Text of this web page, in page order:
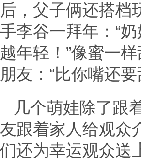
后，父子俩还搭档
手李谷一拜年：“
越年轻！”像蜜一
朋友：“比你嘴还要
几个萌娃除了跟
友跟着家人给观众
们还为幸运观众送